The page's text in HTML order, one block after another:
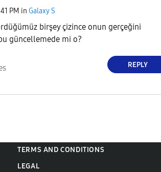
PM in Galaxy S
birşey çizince onun gerçeğini
güncellemede mi o?
REPLY
TERMS AND CONDITIONS
LEGAL